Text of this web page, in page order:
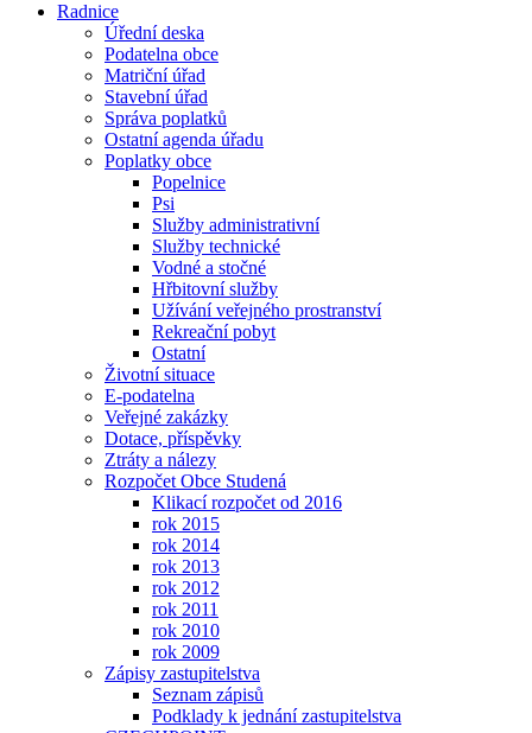
Radnice
Úřední deska
Podatelna obce
Matriční úřad
Stavební úřad
Správa poplatků
Ostatní agenda úřadu
Poplatky obce
Popelnice
Psi
Služby administrativní
Služby technické
Vodné a stočné
Hřbitovní služby
Užívání veřejného prostranství
Rekreační pobyt
Ostatní
Životní situace
E-podatelna
Veřejné zakázky
Dotace, příspěvky
Ztráty a nálezy
Rozpočet Obce Studená
Klikací rozpočet od 2016
rok 2015
rok 2014
rok 2013
rok 2012
rok 2011
rok 2010
rok 2009
Zápisy zastupitelstva
Seznam zápisů
Podklady k jednání zastupitelstva